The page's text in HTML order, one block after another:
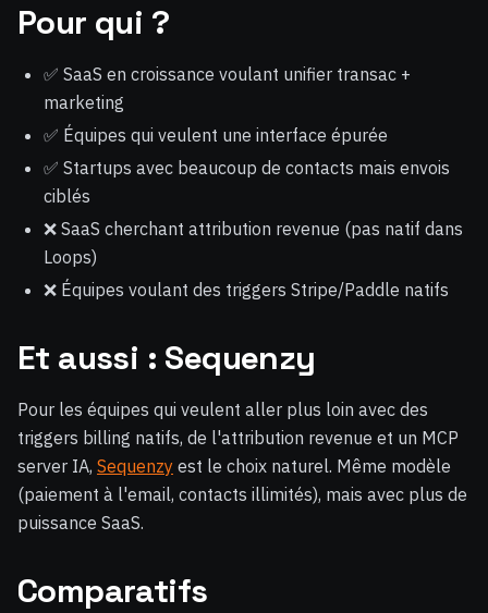
Pour qui ?
✅ SaaS en croissance voulant unifier transac +
marketing
✅ Équipes qui veulent une interface épurée
✅ Startups avec beaucoup de contacts mais envois
ciblés
❌ SaaS cherchant attribution revenue (pas natif dans
Loops)
❌ Équipes voulant des triggers Stripe/Paddle natifs
Et aussi : Sequenzy
Pour les équipes qui veulent aller plus loin avec des
triggers billing natifs, de l'attribution revenue et un MCP
server IA, Sequenzy est le choix naturel. Même modèle
(paiement à l'email, contacts illimités), mais avec plus de
puissance SaaS.
Comparatifs